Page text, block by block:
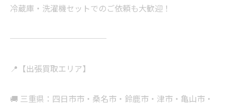
冷蔵庫・洗濯機セットでのご依頼も大歓迎！
────────────
📍【出張買取エリア】
🚚 三重県：四日市市・桑名市・鈴鹿市・津市・亀山市・